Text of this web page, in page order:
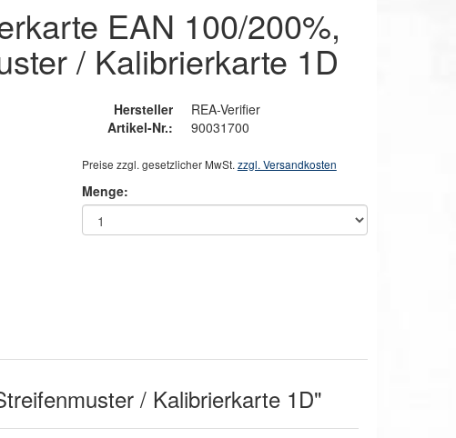
EAN 100/200%,
/ Kalibrierkarte 1D
Hersteller
REA-Verifier
Artikel-Nr.:
90031700
Preise zzgl. gesetzlicher MwSt. zzgl. Versandkosten
Menge:
/ Kalibrierkarte 1D"